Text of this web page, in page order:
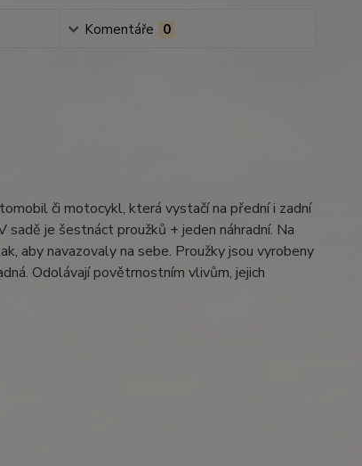
Komentáře 0
či motocykl, která vystačí na přední i zadní
je šestnáct proužků + jeden náhradní. Na
aby navazovaly na sebe. Proužky jsou vyrobeny
Odolávají povětrnostním vlivům, jejich